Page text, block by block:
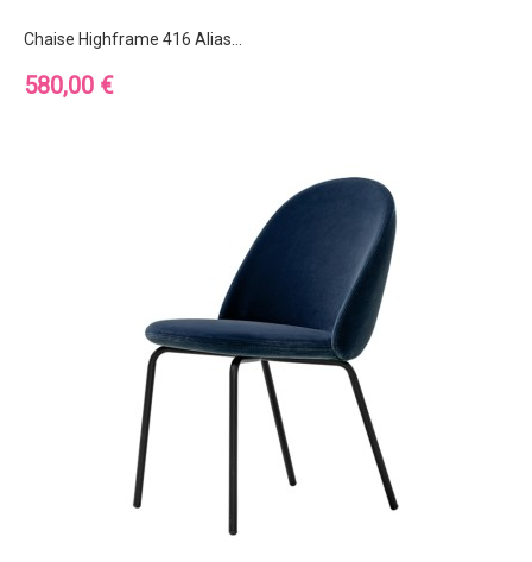
Chaise Highframe 416 Alias...
Prix
580,00 €